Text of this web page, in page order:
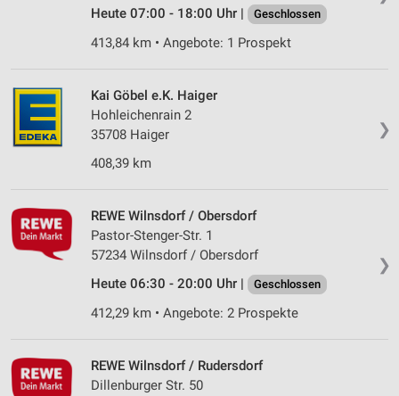
Heute 07:00 - 18:00 Uhr |
Geschlossen
413,84 km • Angebote: 1 Prospekt
❯
Kai Göbel e.K. Haiger
Hohleichenrain 2
35708 Haiger
408,39 km
❯
REWE Wilnsdorf / Obersdorf
Pastor-Stenger-Str. 1
57234 Wilnsdorf / Obersdorf
Heute 06:30 - 20:00 Uhr |
Geschlossen
412,29 km • Angebote: 2 Prospekte
REWE Wilnsdorf / Rudersdorf
Dillenburger Str. 50